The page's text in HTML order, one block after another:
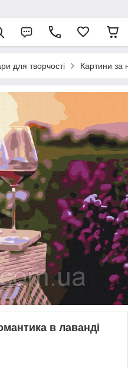
для творчості Картини за
в лаванді